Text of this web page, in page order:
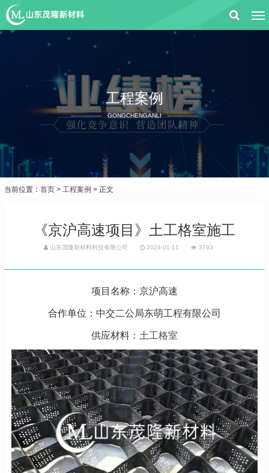
工程案例
GONGCHENGANLI
当前位置： 首页 > 工程案例 > 正文
《京沪高速项目》土工格室施工
山东茂隆新材料科技有限公司 2024-01-11 3793
项目名称：京沪高速
合作单位：中交二公局东萌工程有限公司
供应材料： 土工格室